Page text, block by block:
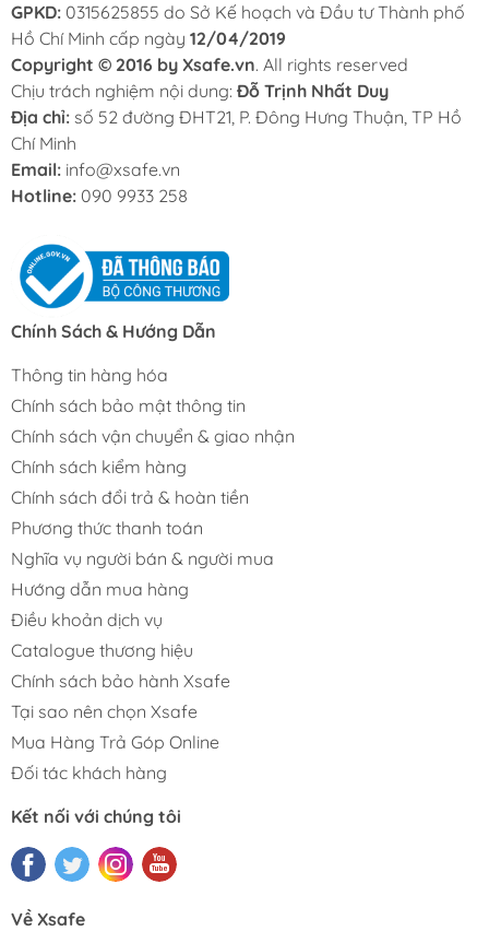
GPKD: 0315625855 do Sở Kế hoạch và Đầu tư Thành phố
Hồ Chí Minh cấp ngày 12/04/2019
Copyright © 2016 by Xsafe.vn. All rights reserved
Chịu trách nghiệm nội dung: Đỗ Trịnh Nhất Duy
Địa chỉ: số 52 đường ĐHT21, P. Đông Hưng Thuận, TP Hồ
Chí Minh
Email: info@xsafe.vn
Hotline: 090 9933 258
Chính Sách & Hướng Dẫn
Thông tin hàng hóa
Chính sách bảo mật thông tin
Chính sách vận chuyển & giao nhận
Chính sách kiểm hàng
Chính sách đổi trả & hoàn tiền
Phương thức thanh toán
Nghĩa vụ người bán & người mua
Hướng dẫn mua hàng
Điều khoản dịch vụ
Catalogue thương hiệu
Chính sách bảo hành Xsafe
Tại sao nên chọn Xsafe
Mua Hàng Trả Góp Online
Đối tác khách hàng
Kết nối với chúng tôi
Về Xsafe